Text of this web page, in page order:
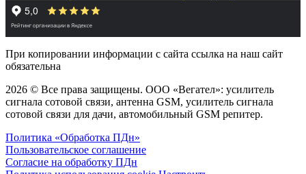
При копировании информации с сайта ссылка на наш сайт
обязательна
2026 © Все права защищены. ООО «Вегател»: усилитель
сигнала сотовой связи, антенна GSM, усилитель сигнала
сотовой связи для дачи, автомобильный GSM репитер.
Политика «Обработка ПДн»
Пользовательское соглашение
Согласие на обработку ПДн